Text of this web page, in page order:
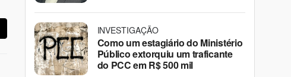
INVESTIGAÇÃO
Como um estagiário do Ministério
Público extorquiu um traficante
do PCC em R$ 500 mil